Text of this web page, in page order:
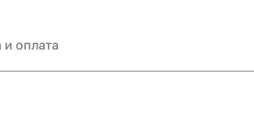
и оплата